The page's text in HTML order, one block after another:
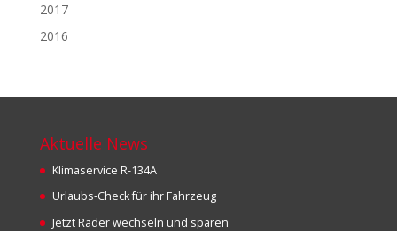
2017
2016
Aktuelle News
Klimaservice R-134A
Urlaubs-Check für ihr Fahrzeug
Jetzt Räder wechseln und sparen